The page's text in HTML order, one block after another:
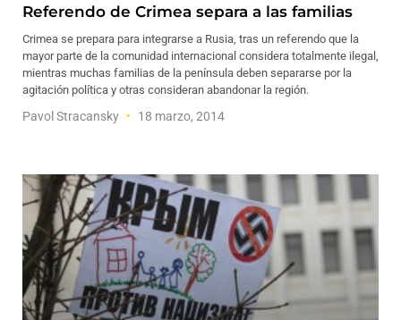
Referendo de Crimea separa a las familias
Crimea se prepara para integrarse a Rusia, tras un referendo que la
mayor parte de la comunidad internacional considera totalmente ilegal,
mientras muchas familias de la península deben separarse por la
agitación política y otras consideran abandonar la región.
Pavol Stracansky 18 marzo, 2014